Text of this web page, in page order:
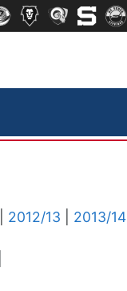
2012/13 2013/14